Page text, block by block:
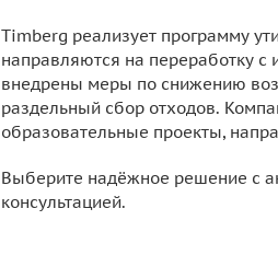
Timberg реализует программу
направляются на переработку с
внедрены меры по снижению
раздельный сбор отходов.
образовательные проекты,
Выберите надёжное решение с
консультацией.